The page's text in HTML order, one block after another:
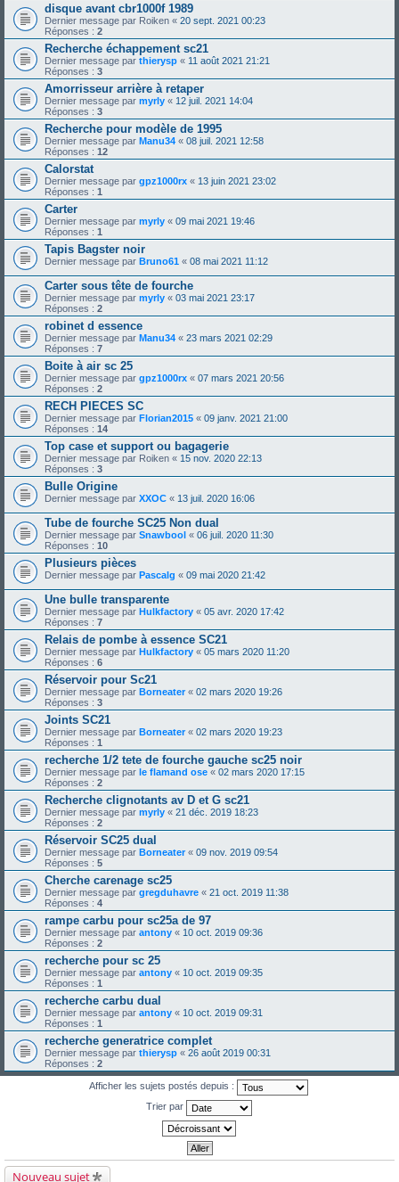
disque avant cbr1000f 1989
Dernier message par Roiken « 20 sept. 2021 00:23
Réponses : 2
Recherche échappement sc21
Dernier message par thierysp « 11 août 2021 21:21
Réponses : 3
Amorrisseur arrière à retaper
Dernier message par myrly « 12 juil. 2021 14:04
Réponses : 3
Recherche pour modèle de 1995
Dernier message par Manu34 « 08 juil. 2021 12:58
Réponses : 12
Calorstat
Dernier message par gpz1000rx « 13 juin 2021 23:02
Réponses : 1
Carter
Dernier message par myrly « 09 mai 2021 19:46
Réponses : 1
Tapis Bagster noir
Dernier message par Bruno61 « 08 mai 2021 11:12
Carter sous tête de fourche
Dernier message par myrly « 03 mai 2021 23:17
Réponses : 2
robinet d essence
Dernier message par Manu34 « 23 mars 2021 02:29
Réponses : 7
Boite à air sc 25
Dernier message par gpz1000rx « 07 mars 2021 20:56
Réponses : 2
RECH PIECES SC
Dernier message par Florian2015 « 09 janv. 2021 21:00
Réponses : 14
Top case et support ou bagagerie
Dernier message par Roiken « 15 nov. 2020 22:13
Réponses : 3
Bulle Origine
Dernier message par XXOC « 13 juil. 2020 16:06
Tube de fourche SC25 Non dual
Dernier message par Snawbool « 06 juil. 2020 11:30
Réponses : 10
Plusieurs pièces
Dernier message par Pascalg « 09 mai 2020 21:42
Une bulle transparente
Dernier message par Hulkfactory « 05 avr. 2020 17:42
Réponses : 7
Relais de pombe à essence SC21
Dernier message par Hulkfactory « 05 mars 2020 11:20
Réponses : 6
Réservoir pour Sc21
Dernier message par Borneater« 02 mars 2020 19:26
Réponses : 3
Joints SC21
Dernier message par Borneater« 02 mars 2020 19:23
Réponses : 1
recherche 1/2 tete de fourche gauche sc25 noir
Dernier message par le flamand ose « 02 mars 2020 17:15
Réponses : 2
Recherche clignotants av D et G sc21
Dernier message par myrly « 21 déc. 2019 18:23
Réponses : 2
Réservoir SC25 dual
Dernier message par Borneater« 09 nov. 2019 09:54
Réponses : 5
Cherche carenage sc25
Dernier message par gregduhavre « 21 oct. 2019 11:38
Réponses : 4
rampe carbu pour sc25a de 97
Dernier message par antony « 10 oct. 2019 09:36
Réponses : 2
recherche pour sc 25
Dernier message par antony « 10 oct. 2019 09:35
Réponses : 1
recherche carbu dual
Dernier message par antony « 10 oct. 2019 09:31
Réponses : 1
recherche generatrice complet
Dernier message par thierysp « 26 août 2019 00:31
Réponses : 2
Afficher les sujets postés depuis :
Trier par
Nouveau sujet